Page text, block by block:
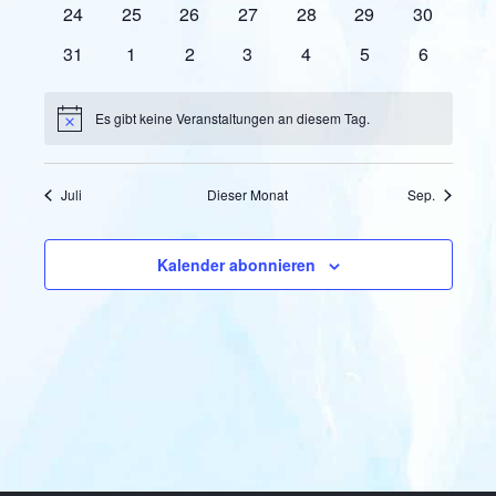
0
24
0
25
0
26
0
27
0
28
0
29
0
30
0
31
0
1
0
2
0
3
0
4
0
5
0
6
HinweisEs gibt keine Veranstaltungen an diesem Tag.
Juli Dieser Monat Sep.
Kalender abonnieren